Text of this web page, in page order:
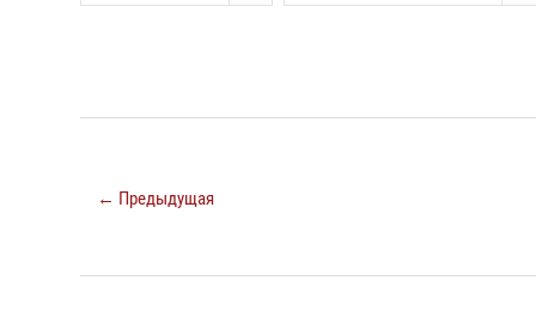
← Предыдущая